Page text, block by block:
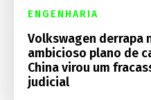
ENGENHARIA
Volkswagen derrapa
ambicioso plano de
China virou um
judicial